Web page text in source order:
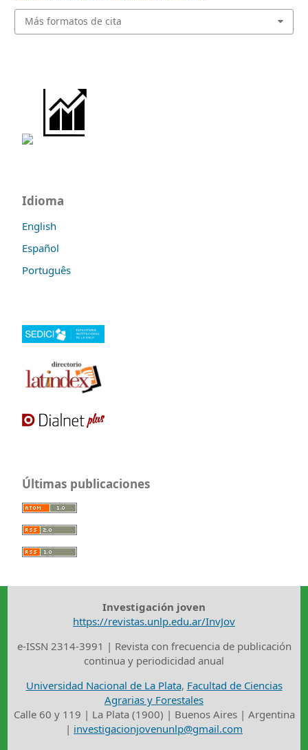
Más formatos de cita
Idioma
English
Español
Português
Últimas publicaciones
Investigación joven
https://revistas.unlp.edu.ar/InvJov
e-ISSN 2314-3991 | Revista con frecuencia de publicación
continua y periodicidad anual
Universidad Nacional de La Plata, Facultad de Ciencias
Agrarias y Forestales
Calle 60 y 119 | La Plata (1900) | Buenos Aires | Argentina
| investigacionjovenunlp@gmail.com